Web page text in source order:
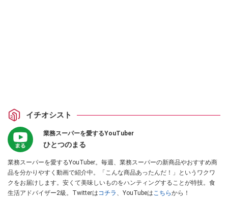
イチオシスト
業務スーパーを愛するYouTuber
ひとつのまる
業務スーパーを愛するYouTuber。毎週、業務スーパーの新商品やおすすめ商
品を分かりやすく動画で紹介中。「こんな商品あったんだ！」というワクワ
クをお届けします。安くて美味しいものをハンティングすることが特技。食
生活アドバイザー2級。Twitterはコチラ 、YouTubeはこちらから！